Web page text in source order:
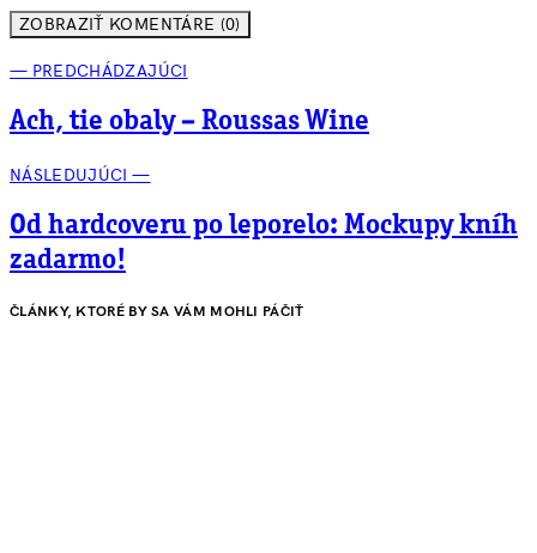
ZOBRAZIŤ KOMENTÁRE (0)
— PREDCHÁDZAJÚCI
Ach, tie obaly – Roussas Wine
NÁSLEDUJÚCI —
Od hardcoveru po leporelo: Mockupy kníh
zadarmo!
ČLÁNKY, KTORÉ BY SA VÁM MOHLI PÁČIŤ